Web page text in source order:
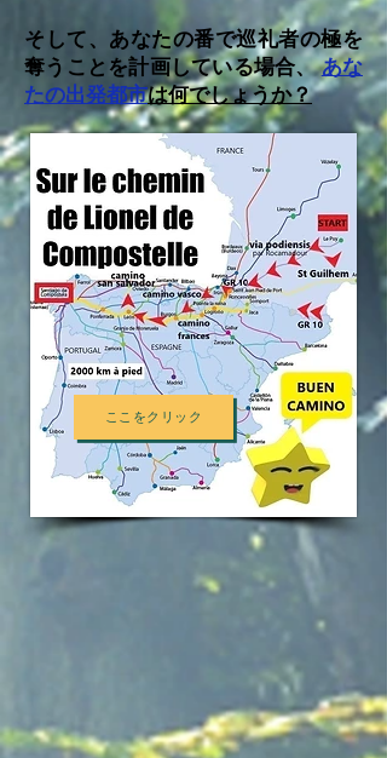
そして、あなたの番で巡礼者の極を
奪うことを計画している場合、あな
たの出発都市は何でしょうか？
ここをクリック